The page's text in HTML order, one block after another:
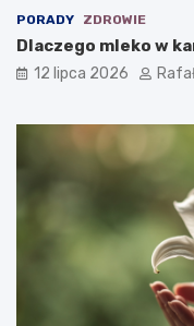
PORADY ZDROWIE
Dlaczego mleko w
12 lipca 2026